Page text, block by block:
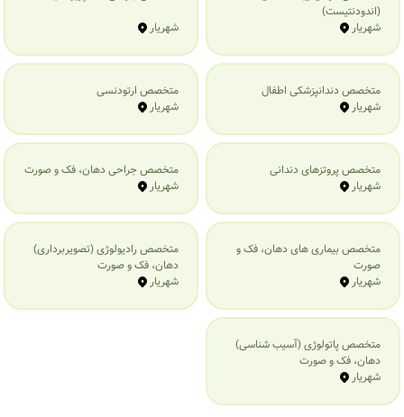
(اندودنتیست)
شهریار
شهریار
متخصص دندانپزشکی اطفال
شهریار
متخصص ارتودنسی
شهریار
متخصص پروتزهای دندانی
شهریار
متخصص جراحی دهان، فک و صورت
شهریار
متخصص بیماری‌ های دهان، فک و
صورت
شهریار
متخصص رادیولوژی (تصویربرداری)
دهان، فک و صورت
شهریار
متخصص پاتولوژی (آسیب شناسی)
دهان، فک و صورت
شهریار